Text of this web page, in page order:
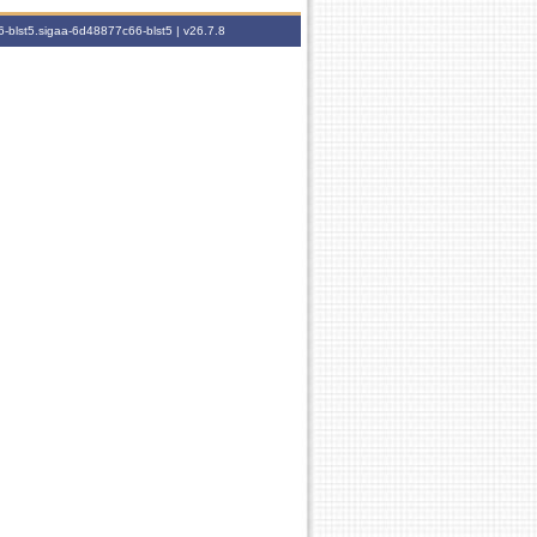
blst5.sigaa-6d48877c66-blst5 | v26.7.8